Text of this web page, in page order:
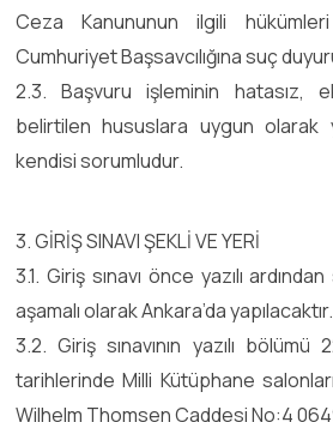
Ceza Kanununun ilgili
Cumhuriyet Başsavcılığına suç
2.3. Başvuru işleminin hatasız,
belirtilen hususlara uygun olarak
kendisi sorumludur.
3. GİRİŞ SINAVI ŞEKLİ VE YERİ
3.1. Giriş sınavı önce yazılı
aşamalı olarak Ankara’da yapılacaktır.
3.2. Giriş sınavının yazılı bölümü
tarihlerinde Milli Kütüphane
Wilhelm Thomsen Caddesi No:4